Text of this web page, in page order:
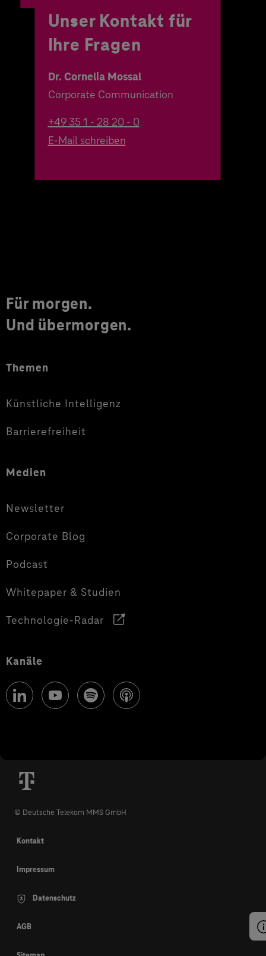
Unser Kontakt für
Ihre Fragen
Dr. Cornelia Mossal
Corporate Communication
+49 35 1 - 28 20 - 0
E-Mail schreiben
Für morgen.
Und übermorgen.
Themen
Künstliche Intelligenz
Barrierefreiheit
Medien
Newsletter
Corporate Blog
Podcast
Whitepaper & Studien
Technologie-Radar
Kanäle
© Deutsche Telekom MMS GmbH
Kontakt
Impressum
Datenschutz
AGB